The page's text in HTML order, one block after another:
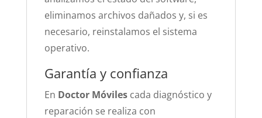
eliminamos archivos dañados y, si es
necesario, reinstalamos el sistema
operativo.
Garantía y confianza
En Doctor Móvilescada diagnóstico y
reparación se realiza con